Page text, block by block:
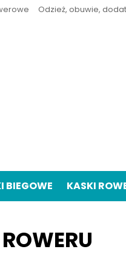
Odzież, obuwie,
BIEGOWE KASKI